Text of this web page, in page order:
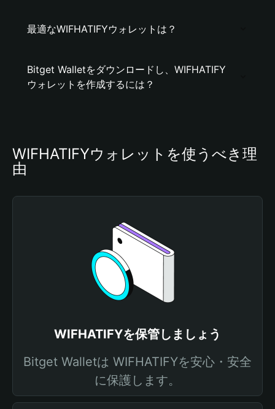
最適なWIFHATIFYウォレットは？
Bitget Walletをダウンロードし、WIFHATIFY
ウォレットを作成するには？
WIFHATIFYウォレットを使うべき理
由
WIFHATIFYを保管しましょう
Bitget Walletは WIFHATIFYを安心・安全
に保護します。